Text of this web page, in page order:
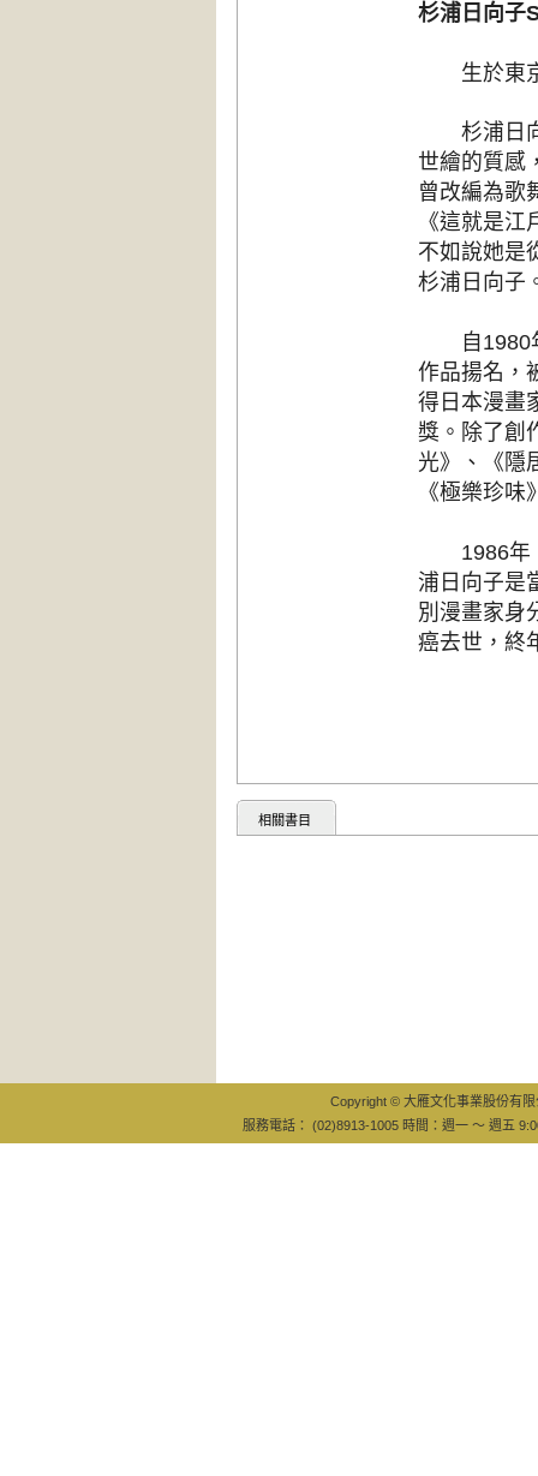
杉浦日向子
生於東京
杉浦日向
世繪的質感
曾改編為歌
《這就是
不如說她是
杉浦日向子
自1980年
作品揚名，
得日本漫畫
獎。除了創
光》、《隱
《極樂珍
1986年，
浦日向子是
別漫畫家身
癌去世，終
相關書目
Copyright © 大雁文化事業股份有
服務電話： (02)8913-1005 時間：週一 ～ 週五